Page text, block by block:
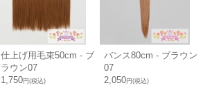
仕上げ用毛束50cm - ブ
ラウン07
1,750円(税込)
バンス80cm - ブラウン
07
2,050円(税込)